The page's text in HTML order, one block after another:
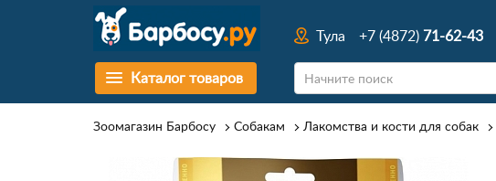
Тула +7 (4872) 71-62-43
Каталог товаров
Зоомагазин Барбосу Собакам Лакомства и кости для собак